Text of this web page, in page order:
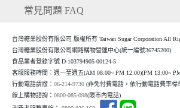
常見問題 FAQ
台灣糖業股份有限公司 版權所有 Taiwan Sugar Corporation All
台灣糖業股份有限公司網路購物營運中心(統一編號36745200)
食品業者登錄字號 D-103794905-00124-5
客服服務時間：週一至週五(AM 08:00~ PM 12:00)(PM 13:00~
行動電話請撥：06-214-9730 (非免付費電話，依行動電話費率標
線上購物諮詢：0800-085-098(限市內電話)